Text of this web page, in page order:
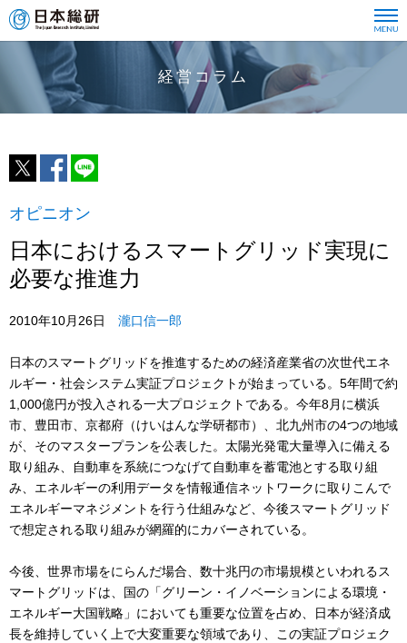
経営コラム
オピニオン
日本におけるスマートグリッド実現に
必要な推進力
2010年10月26日 瀧口信一郎
日本のスマートグリッドを推進するための経済産業省の次世代エネ
ルギー・社会システム実証プロジェクトが始まっている。5年間で約
1,000億円が投入される一大プロジェクトである。今年8月に横浜
市、豊田市、京都府（けいはんな学研都市）、北九州市の4つの地域
が、そのマスタープランを公表した。太陽光発電大量導入に備える
取り組み、自動車を系統につなげて自動車を蓄電池とする取り組
み、エネルギーの利用データを情報通信ネットワークに取りこんで
エネルギーマネジメントを行う仕組みなど、今後スマートグリッド
で想定される取り組みが網羅的にカバーされている。
今後、世界市場をにらんだ場合、数十兆円の市場規模といわれるス
マートグリッドは、国の「グリーン・イノベーションによる環境・
エネルギー大国戦略」においても重要な位置を占め、日本が経済成
長を維持していく上で大変重要な領域であり、この実証プロジェク